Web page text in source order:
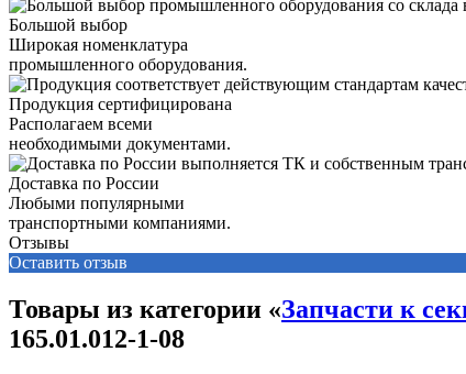
Большой выбор
Широкая номенклатура
промышленного оборудования.
Продукция сертифицирована
Располагаем всеми
необходимыми документами.
Доставка по России
Любыми популярными
транспортными компаниями.
Отзывы
Оставить отзыв
Товары из категории «Запчасти к
165.01.012-1-08